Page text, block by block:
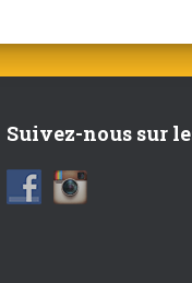
Suivez-nous sur